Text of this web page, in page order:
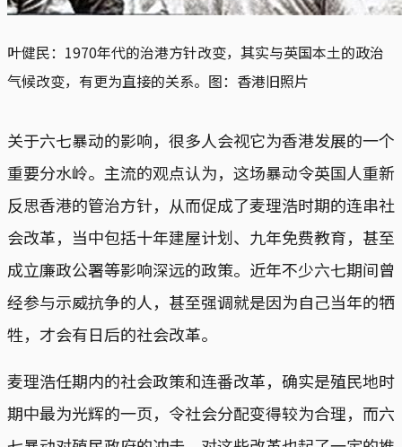
叶健民：1970年代的治港方针改变，其实与英国本土的政治
气候改变，有更为直接的关系。 图：香港旧照片
关于六七暴动的影响，很多人会视它为香港发展的一个
重要分水岭。主流的观点认为，这场暴动令英国人重新
反思香港的管治方针，从而促成了麦理浩时期的连串社
会改革，当中包括十年建屋计划、九年免费教育，甚至
成立廉政公署等影响深远的政策。近年不少六七期间曾
经参与示威抗争的人，甚至强调就是因为自己当年的牺
牲，才会有日后的社会改革。
麦理浩任期内的社会政策和连番改革，确实是殖民地时
期中最为光辉的一页，令社会分配变得较为合理，而六